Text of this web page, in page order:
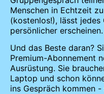
Menschen in Echtzeit
(kostenlos!), lässt jedes
persönlicher erscheinen.
Und das Beste daran?
Premium-Abonnement
Ausrüstung. Sie
Laptop und schon
ins Gespräch kommen